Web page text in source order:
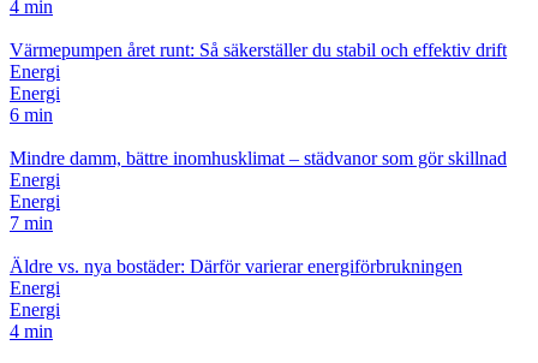
4 min
Värmepumpen året runt: Så säkerställer du stabil och effektiv drift
Energi
Energi
6 min
Mindre damm, bättre inomhusklimat – städvanor som gör skillnad
Energi
Energi
7 min
Äldre vs. nya bostäder: Därför varierar energiförbrukningen
Energi
Energi
4 min